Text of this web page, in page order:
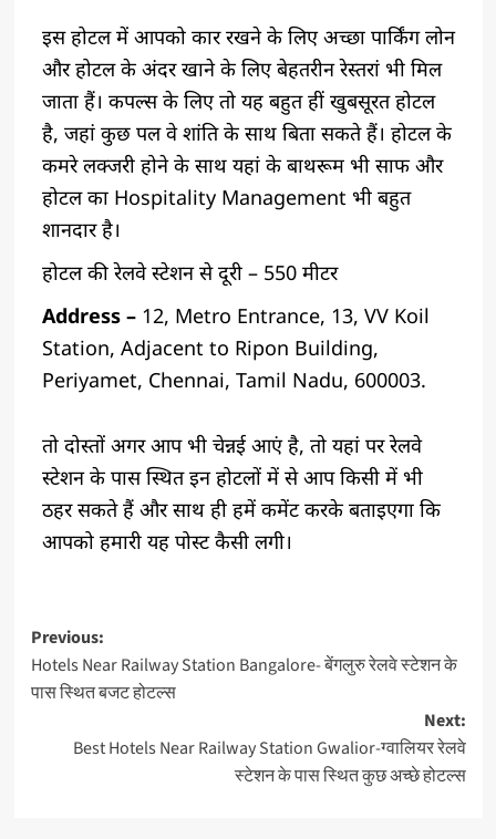
इस होटल में आपको कार रखने के लिए अच्छा पार्किंग लोन
और होटल के अंदर खाने के लिए बेहतरीन रेस्तरां भी मिल
जाता हैं। कपल्स के लिए तो यह बहुत हीं खुबसूरत होटल
है, जहां कुछ पल वे शांति के साथ बिता सकते हैं। होटल के
कमरे लक्जरी होने के साथ यहां के बाथरूम भी साफ और
होटल का Hospitality Management भी बहुत
शानदार है।
होटल की रेलवे स्टेशन से दूरी – 550 मीटर
Address –12, Metro Entrance, 13, VV Koil
Station, Adjacent to Ripon Building,
Periyamet, Chennai, Tamil Nadu, 600003.
तो दोस्तों अगर आप भी चेन्नई आएं है, तो यहां पर रेलवे
स्टेशन के पास स्थित इन होटलों में से आप किसी में भी
ठहर सकते हैं और साथ ही हमें कमेंट करके बताइएगा कि
आपको हमारी यह पोस्ट कैसी लगी।
Previous:
Hotels Near Railway Station Bangalore- बेंगलुरु रेलवे स्टेशन के
पास स्थित बजट होटल्स
Next:
Best Hotels Near Railway Station Gwalior-ग्वालियर रेलवे
स्टेशन के पास स्थित कुछ अच्छे होटल्स